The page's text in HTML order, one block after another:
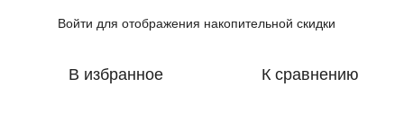
Войти для отображения накопительной скидки
В избранное К сравнению